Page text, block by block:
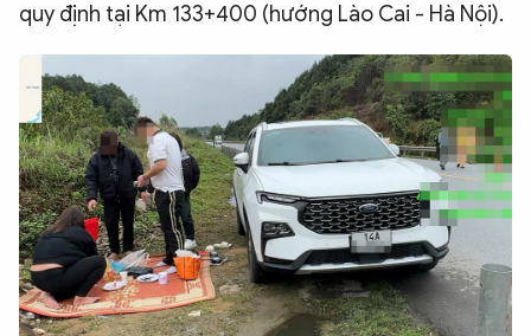
ĐA PHƯƠNG TIỆN
Podcast
Video Ảnh
Infographic
Chuyên trang An ninh thế giớiVăn nghệ Công an
Chuyên đề
quy định tại Km 133+400 (hướng Lào Cai - Hà Nội).